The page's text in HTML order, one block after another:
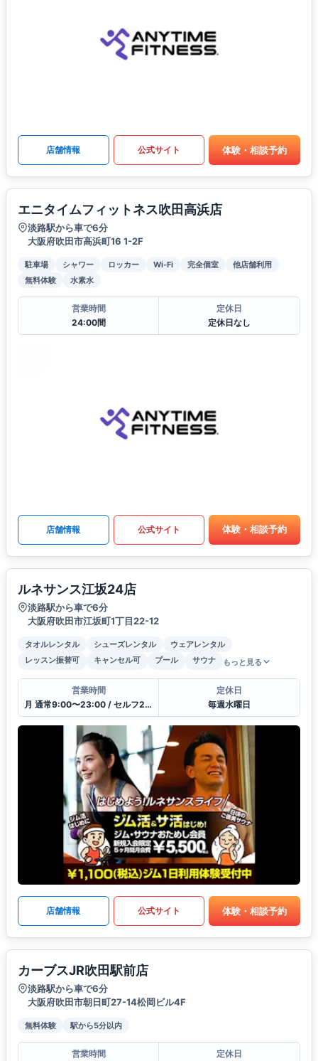
店舗情報 公式サイト 体験・相談予約
エニタイムフィットネス吹田高浜店
淡路駅から車で6分
大阪府吹田市高浜町16 1-2F
駐車場 シャワー ロッカー Wi-Fi 完全個室
他店舗利用
無料体験
水素水
営業時間
24:00間
定休日
定休日なし
店舗情報 公式サイト 体験・相談予約
ルネサンス江坂24店
淡路駅から車で6分
大阪府吹田市江坂町1丁目22-12
タオルレンタル シューズレンタル
ウェアレンタル
レッスン振替可
キャンセル可 プール サウナ もっと見る
営業時間
月 通常9:00〜23:00 / セルフ23:00〜9:00 / 受付10:00〜21:00
定休日
毎週水曜日
店舗情報 公式サイト 体験・相談予約
カーブスJR吹田駅前店
淡路駅から車で6分
大阪府吹田市朝日町27-14松岡ビル4F
無料体験 駅から5分以内
営業時間 定休日